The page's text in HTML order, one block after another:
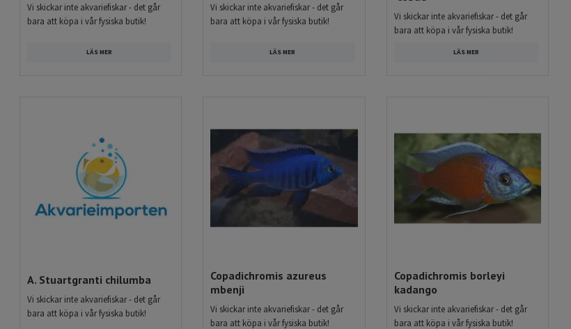
Vi skickar inte akvariefiskar - det går
bara att köpa i vår fysiska butik!
LÄS MER
Vi skickar inte akvariefiskar - det går
bara att köpa i vår fysiska butik!
LÄS MER
Vi skickar inte akvariefiskar - det går
bara att köpa i vår fysiska butik!
LÄS MER
A. Stuartgranti chilumba
Vi skickar inte akvariefiskar - det går
bara att köpa i vår fysiska butik!
Copadichromis azureus
mbenji
Vi skickar inte akvariefiskar - det går
bara att köpa i vår fysiska butik!
Copadichromis borleyi
kadango
Vi skickar inte akvariefiskar - det går
bara att köpa i vår fysiska butik!